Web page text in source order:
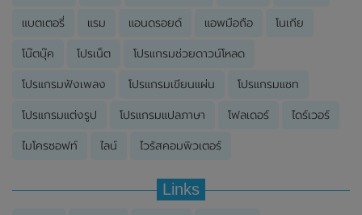
แบตเตอรี่ แรม แอนดรอยด์ แอพมือถือ โนเกีย
โน๊ตบุ๊ค โปรเน็ต โปรแกรมช่วยดาวน์โหลด
โปรแกรมฟังเพลง โปรแกรมเขียนแผ่น โปรแกรมแชท
โปรแกรมแต่งรูป โปรแกรมแปลภาษา โฟลเดอร์ ไดร์เวอร์
ไมโครซอฟท์ ไลน์ ไวรัสคอมพิวเตอร์
Links